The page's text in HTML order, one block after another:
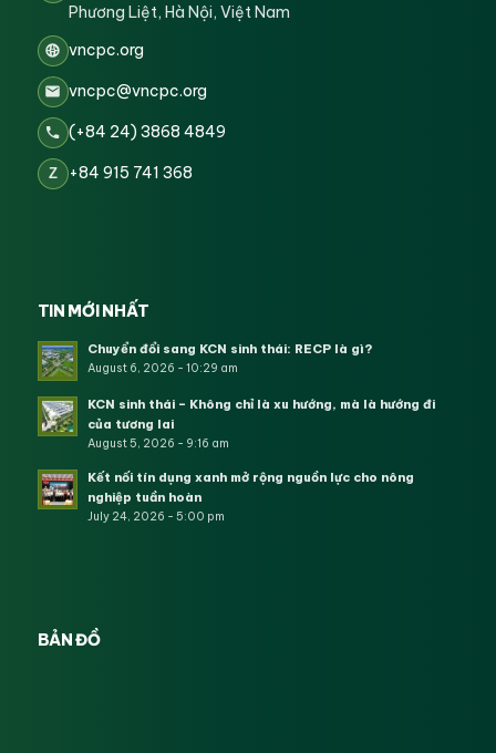
Phương Liệt, Hà Nội, Việt Nam
vncpc.org
vncpc@vncpc.org
(+84 24) 3868 4849
Z +84 915 741 368
TIN MỚI NHẤT
Chuyển đổi sang KCN sinh thái: RECP là gì?
August 6, 2026 - 10:29 am
KCN sinh thái – Không chỉ là xu hướng, mà là hướng đi
của tương lai
August 5, 2026 - 9:16 am
Kết nối tín dụng xanh mở rộng nguồn lực cho nông
nghiệp tuần hoàn
July 24, 2026 - 5:00 pm
BẢN ĐỒ